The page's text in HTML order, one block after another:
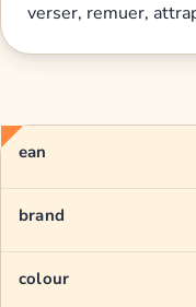
verser, remuer,
ean
brand
colour